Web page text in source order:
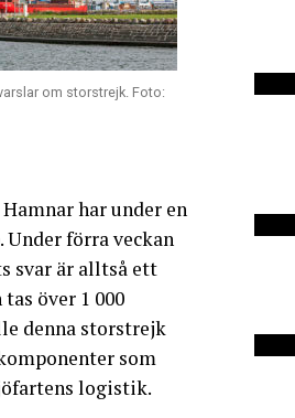
om storstrejk. Foto:
har under en
förra veckan
svar är alltså ett
över 1 000
denna storstrejk
som
logistik.